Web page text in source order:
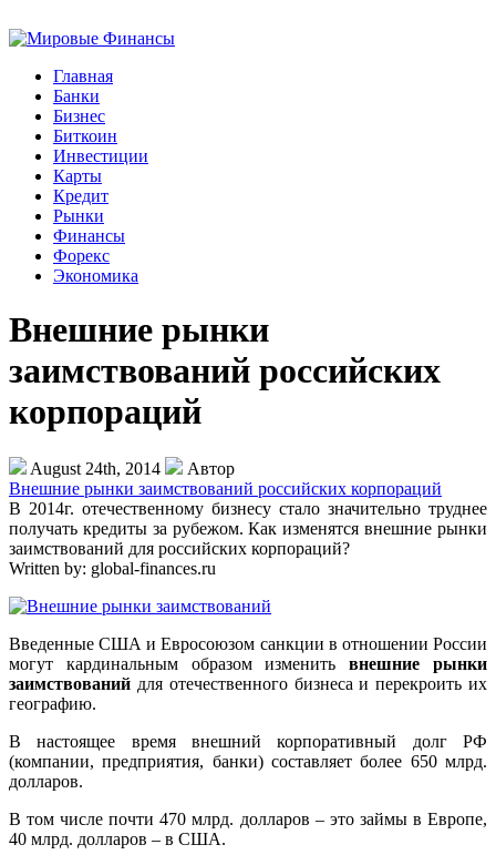
Главная
Банки
Бизнес
Биткоин
Инвестиции
Карты
Кредит
Рынки
Финансы
Форекс
Экономика
Внешние рынки
заимствований российских
корпораций
August 24th, 2014
Автор
Внешние рынки заимствований российских корпораций
В 2014г. отечественному бизнесу стало значительно труднее
получать кредиты за рубежом. Как изменятся внешние рынки
заимствований для российских корпораций?
Written by: global-finances.ru
Введенные США и Евросоюзом санкции в отношении России
могут кардинальным образом изменитьвнешние рынки
заимствований для отечественного бизнеса и перекроить их
географию.
В настоящее время внешний корпоративный долг РФ
(компании, предприятия, банки) составляет более 650 млрд.
долларов.
В том числе почти 470 млрд. долларов – это займы в Европе,
40 млрд. долларов – в США.